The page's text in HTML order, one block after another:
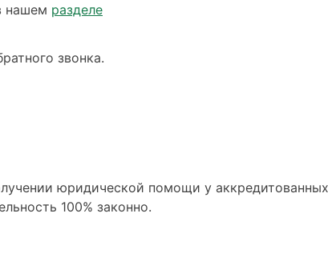
нашем разделе
звонка.
юридической помощи у
100% законно.